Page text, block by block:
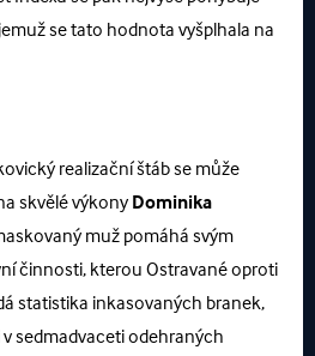
se tato hodnota vyšplhala na
realizační štáb se může
skvělé výkony Dominika
muž pomáhá svým
činnosti, kterou Ostravané oproti
statistika inkasovaných branek,
sedmadvaceti odehraných